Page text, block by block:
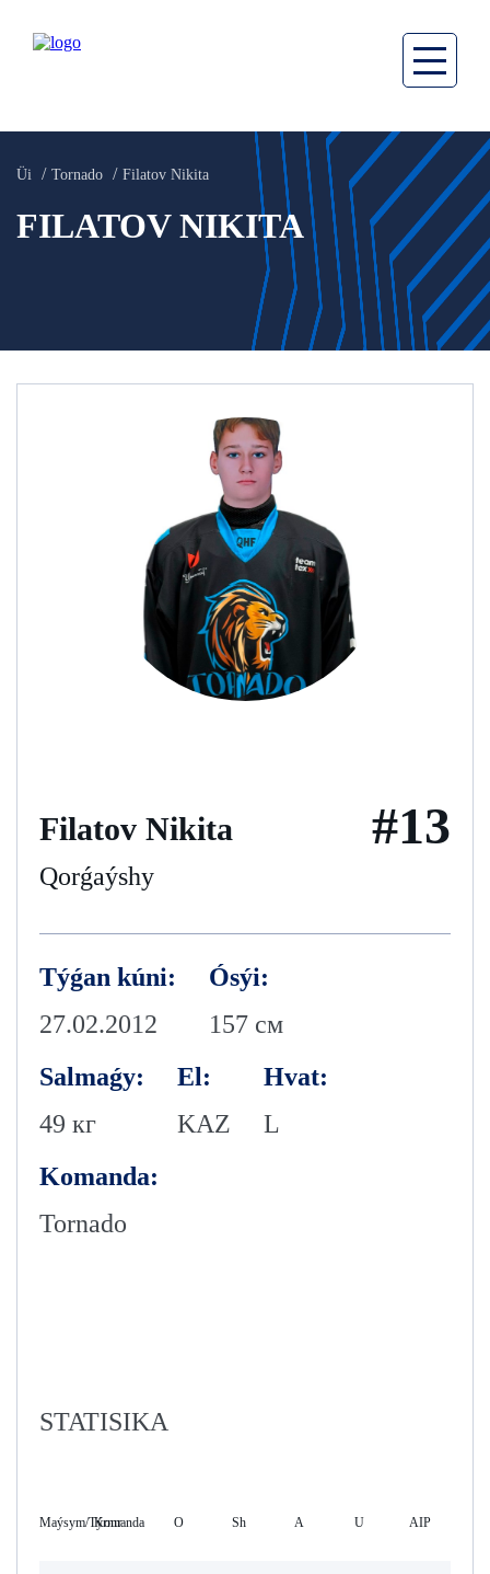
Üi Tornado Filatov Nikita
FILATOV NIKITA
Filatov Nikita
Qorǵaýshy
#13
Týǵan kúni:
27.02.2012
Ósýi:
157 см
Salmaǵy:
49 кг
El:
KAZ
Hvat:
L
Komanda:
Tornado
STATISIKA
Maýsym/TýrnırKomanda O Sh А U AIP